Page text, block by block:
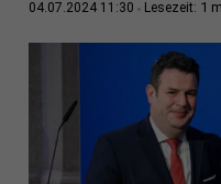
04.07.2024 11:30 Lesezeit: 1